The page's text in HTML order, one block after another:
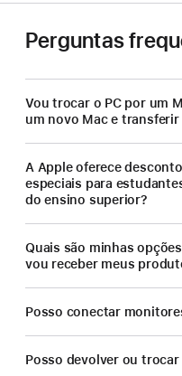
Perguntas
Vou trocar o PC por um
um novo Mac e
A Apple oferece
especiais para
do ensino superior?
Quais são minhas
vou receber meus
Posso conectar
Posso devolver ou trocar